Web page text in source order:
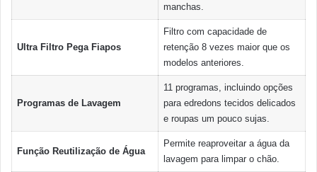
manchas.
Ultra Filtro Pega Fiapos
Filtro com capacidade de
retenção 8 vezes maior que os
modelos anteriores.
Programas de Lavagem
11 programas, incluindo opções
para edredons tecidos delicados
e roupas um pouco sujas.
Função Reutilização de Água
Permite reaproveitar a água da
lavagem para limpar o chão.